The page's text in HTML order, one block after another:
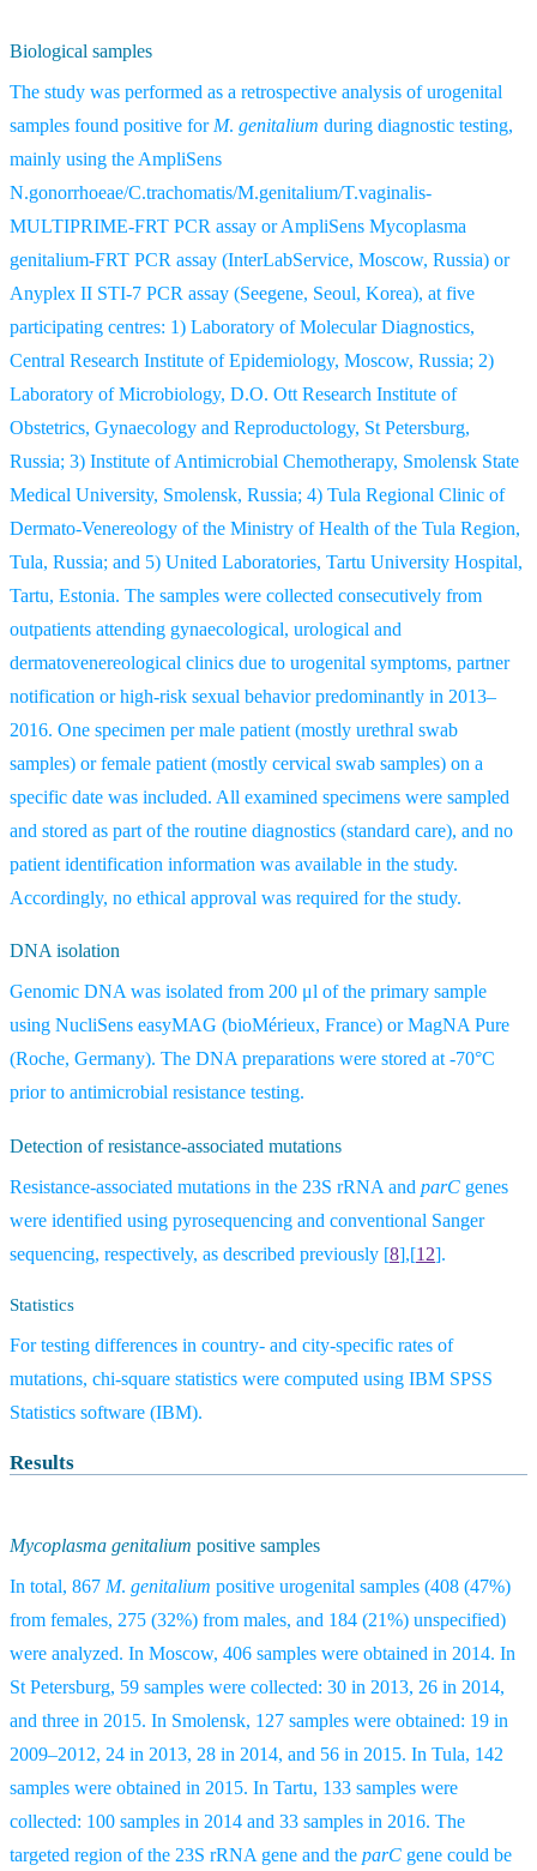
Biological samples
The study was performed as a retrospective analysis of urogenital
samples found positive for M. genitalium during diagnostic testing,
mainly using the AmpliSеns
N.gonorrhoeae/C.trachomatis/M.genitalium/T.vaginalis-
MULTIPRIME-FRT PCR assay or AmpliSens Mycoplasma
genitalium-FRT PCR assay (InterLabService, Moscow, Russia) or
Anyplex II STI-7 PCR assay (Seegene, Seoul, Korea), at five
participating centres: 1) Laboratory of Molecular Diagnostics,
Central Research Institute of Epidemiology, Moscow, Russia; 2)
Laboratory of Microbiology, D.O. Ott Research Institute of
Obstetrics, Gynaecology and Reproductology, St Petersburg,
Russia; 3) Institute of Antimicrobial Chemotherapy, Smolensk State
Medical University, Smolensk, Russia; 4) Tula Regional Clinic of
Dermato-Venereology of the Ministry of Health of the Tula Region,
Tula, Russia; and 5) United Laboratories, Tartu University Hospital,
Tartu, Estonia. The samples were collected consecutively from
outpatients attending gynaecological, urological and
dermatovenereological clinics due to urogenital symptoms, partner
notification or high-risk sexual behavior predominantly in 2013–
2016. One specimen per male patient (mostly urethral swab
samples) or female patient (mostly cervical swab samples) on a
specific date was included. All examined specimens were sampled
and stored as part of the routine diagnostics (standard care), and no
patient identification information was available in the study.
Accordingly, no ethical approval was required for the study.
DNA isolation
Genomic DNA was isolated from 200 μl of the primary sample
using NucliSens easyMAG (bioMérieux, France) or MagNA Pure
(Roche, Germany). The DNA preparations were stored at -70°C
prior to antimicrobial resistance testing.
Detection of resistance-associated mutations
Resistance-associated mutations in the 23S rRNA and parC genes
were identified using pyrosequencing and conventional Sanger
sequencing, respectively, as described previously [8],[12].
Statistics
For testing differences in country- and city-specific rates of
mutations, chi-square statistics were computed using IBM SPSS
Statistics software (IBM).
Results
Mycoplasma genitalium positive samples
In total, 867 M. genitalium positive urogenital samples (408 (47%)
from females, 275 (32%) from males, and 184 (21%) unspecified)
were analyzed. In Moscow, 406 samples were obtained in 2014. In
St Petersburg, 59 samples were collected: 30 in 2013, 26 in 2014,
and three in 2015. In Smolensk, 127 samples were obtained: 19 in
2009–2012, 24 in 2013, 28 in 2014, and 56 in 2015. In Tula, 142
samples were obtained in 2015. In Tartu, 133 samples were
collected: 100 samples in 2014 and 33 samples in 2016. The
targeted region of the 23S rRNA gene and the parC gene could be